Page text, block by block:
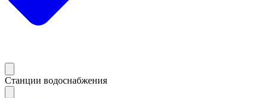
Станции водоснабжения